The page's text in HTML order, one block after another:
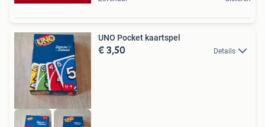
UNO Pocket kaartspel
€ 3,50 Details